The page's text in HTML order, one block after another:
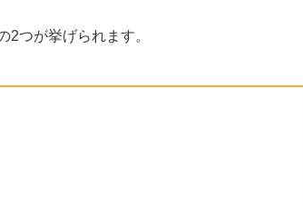
つが挙げられます。